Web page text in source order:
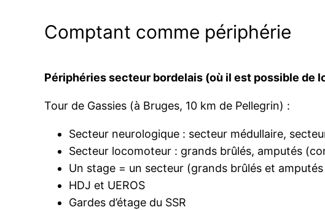
Comptant comme périphérie
Périphéries secteur bordelais (où il est possible de
Tour de Gassies (à Bruges, 10 km de Pellegrin) :
Secteur neurologique : secteur médullaire,
Secteur locomoteur : grands brûlés, amputés
Un stage = un secteur (grands brûlés et
HDJ et UEROS
Gardes d’étage du SSR